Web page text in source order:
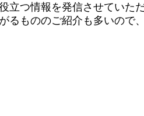
立つ情報を発信させていた
るもののご紹介も多いので